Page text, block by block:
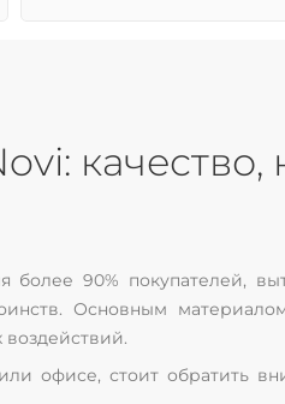
качество,
90% покупателей,
Основным
офисе, стоит обратить